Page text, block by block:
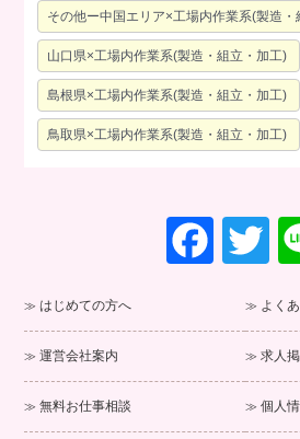
その他ー中国エリア×工場内作業系(製造・
山口県×工場内作業系(製造・組立・加工)
島根県×工場内作業系(製造・組立・加工)
鳥取県×工場内作業系(製造・組立・加工)
F
a
e
b
T
tt
はじめての方へ よく
運営会社案内 求人
無料お仕事相談 個人